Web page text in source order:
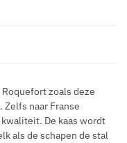
Roquefort zoals deze
naar Franse
De kaas wordt
als de schapen de stal